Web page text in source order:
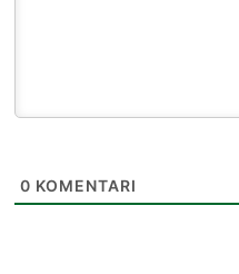
0 KOMENTARI